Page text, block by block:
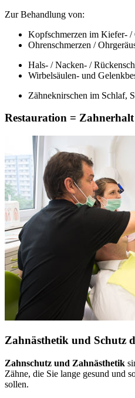
Zur Behandlung von:
Kopfschmerzen im Kiefer- /
Ohrenschmerzen /
Hals- / Nacken- /
Wirbelsäulen- und
Zähneknirschen im Schlaf,
Restauration = Zahnerhalt
Zahnästhetik und Schutz
Zahnschutz und Zahnästhetik
Zähne, die Sie lange gesund und
sollen.